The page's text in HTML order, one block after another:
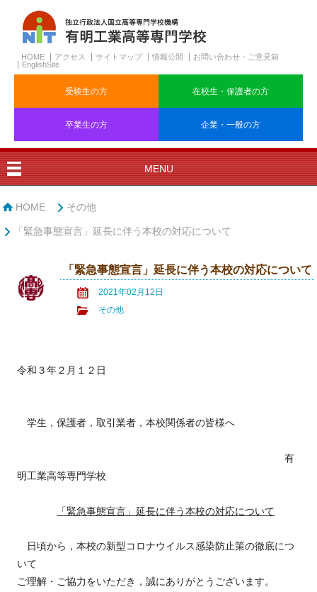
HOME アクセス サイトマップ 情報公開
お問い合わせ・ご意見箱
EnglishSite
受験生の方 在校生・保護者の方
卒業生の方 企業・一般の方
MENU
HOME その他
「緊急事態宣言」延長に伴う本校の対応について
「緊急事態宣言」延長に伴う本校の対応について
2021年02月12日
その他
令和３年２月１２日
学生，保護者，取引業者，本校関係者の皆様へ
有
明工業高等専門学校
「緊急事態宣言」延長に伴う本校の対応について
日頃から，本校の新型コロナウイルス感染防止策の徹底につ
いて
ご理解・ご協力をいただき，誠にありがとうございます。